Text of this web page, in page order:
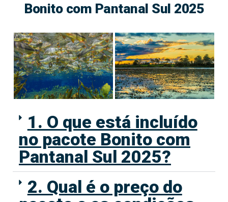
Bonito com Pantanal Sul 2025
1. O que está incluído
no pacote Bonito com
Pantanal Sul 2025?
2. Qual é o preço do